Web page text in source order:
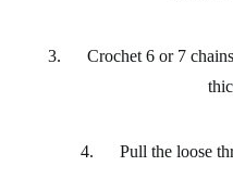
3. Crochet 6 or 7 chains
4. Pull the loose